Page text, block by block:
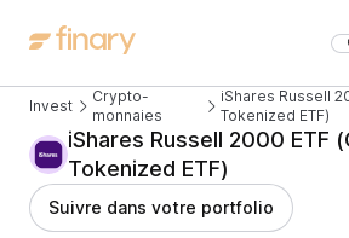
Invest
Crypto-
monnaies
iShares Russell
Tokenized ETF)
iShares Russell 2000 ETF
Tokenized ETF)
Suivre dans votre portfolio